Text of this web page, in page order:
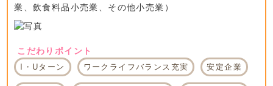
業、飲食料品小売業、その他小売業）
こだわりポイント
I・Uターン ワークライフバランス充実 安定企業